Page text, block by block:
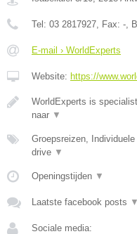
Tel: 03 2817927, Fax: -,
E-mail › WorldExperts
Website: https://
WorldExperts is
naar ▼
Groepsreizen,
drive ▼
Openingstijden ▼
Laatste facebook posts ▼
Sociale media: